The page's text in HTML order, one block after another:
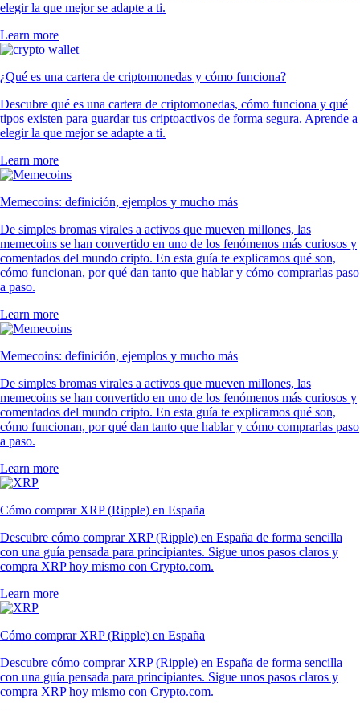
elegir la que mejor se adapte a ti.
Learn more
¿Qué es una cartera de criptomonedas y cómo funciona?
Descubre qué es una cartera de criptomonedas, cómo funciona y qué
tipos existen para guardar tus criptoactivos de forma segura. Aprende a
elegir la que mejor se adapte a ti.
Learn more
Memecoins: definición, ejemplos y mucho más
De simples bromas virales a activos que mueven millones, las
memecoins se han convertido en uno de los fenómenos más curiosos y
comentados del mundo cripto. En esta guía te explicamos qué son,
cómo funcionan, por qué dan tanto que hablar y cómo comprarlas paso
a paso.
Learn more
Memecoins: definición, ejemplos y mucho más
De simples bromas virales a activos que mueven millones, las
memecoins se han convertido en uno de los fenómenos más curiosos y
comentados del mundo cripto. En esta guía te explicamos qué son,
cómo funcionan, por qué dan tanto que hablar y cómo comprarlas paso
a paso.
Learn more
Cómo comprar XRP (Ripple) en España
Descubre cómo comprar XRP (Ripple) en España de forma sencilla
con una guía pensada para principiantes. Sigue unos pasos claros y
compra XRP hoy mismo con Crypto.com.
Learn more
Cómo comprar XRP (Ripple) en España
Descubre cómo comprar XRP (Ripple) en España de forma sencilla
con una guía pensada para principiantes. Sigue unos pasos claros y
compra XRP hoy mismo con Crypto.com.